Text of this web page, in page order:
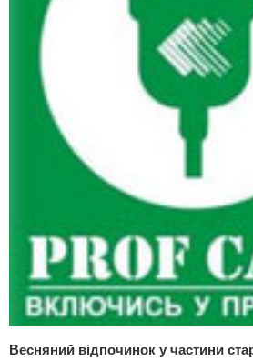
Весняний відпочинок у частини